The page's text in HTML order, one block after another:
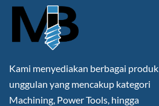
Kami menyediakan berbagai produk
unggulan yang mencakup kategori
Machining, Power Tools, hingga